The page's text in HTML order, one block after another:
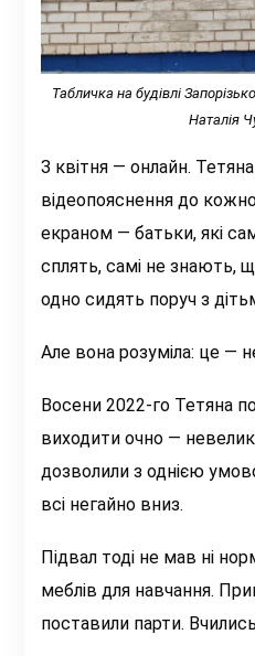
Табличка на будівлі
Наталія
З квітня — онлайн.
відеопояснення до
екраном — батьки, які
сплять, самі не знають,
одно сидять поруч з
Але вона розуміла: це —
Восени 2022-го Тетяна
виходити очно —
дозволили з однією
всі негайно вниз.
Підвал тоді не мав ні
меблів для навчання.
поставили парти.